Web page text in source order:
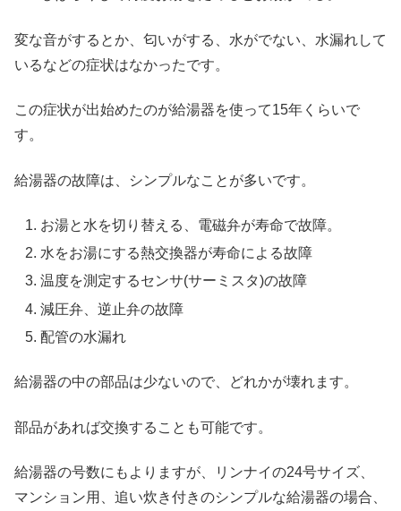
変な音がするとか、匂いがする、水がでない、水漏れして
いるなどの症状はなかったです。
この症状が出始めたのが給湯器を使って15年くらいで
す。
給湯器の故障は、シンプルなことが多いです。
お湯と水を切り替える、電磁弁が寿命で故障。
水をお湯にする熱交換器が寿命による故障
温度を測定するセンサ(サーミスタ)の故障
減圧弁、逆止弁の故障
配管の水漏れ
給湯器の中の部品は少ないので、どれかが壊れます。
部品があれば交換することも可能です。
給湯器の号数にもよりますが、リンナイの24号サイズ、
マンション用、追い炊き付きのシンプルな給湯器の場合、